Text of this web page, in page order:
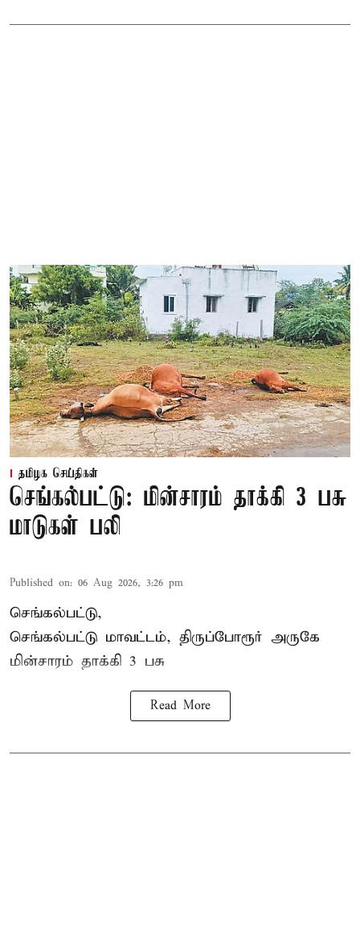
தமிழக செய்திகள்
செங்கல்பட்டு: மின்சாரம் தாக்கி 3 பசு
மாடுகள் பலி
Published on: 06 Aug 2026, 3:26 pm
செங்கல்பட்டு,
செங்கல்பட்டு மாவட்டம், திருப்போரூர் அருகே
மின்சாரம் தாக்கி 3 பசு
Read More